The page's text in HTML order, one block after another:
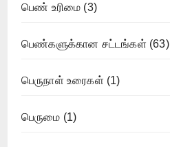
பெண் உரிமை (3)
பெண்களுக்கான சட்டங்கள் (63)
பெருநாள் உரைகள் (1)
பெருமை (1)